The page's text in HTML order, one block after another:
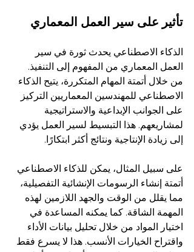
تأثير على سير العمل المعماري
الذكاء الاصطناعي يحدث ثورة في سير
العمل المعماري من المفهوم إلى التنفيذ.
من خلال أتمتة المهام المتكررة، يتيح الذكاء
الاصطناعي للمهندسين المعماريين التركيز
على الجوانب الإبداعية والاستراتيجية
لمشاريعهم. هذا التبسيط لسير العمل يؤدي
إلى زيادة الإنتاجية ونتائج أكثر ابتكارًا.
على سبيل المثال، يمكن للذكاء الاصطناعي
أتمتة إنشاء الرسومات الإنشائية التفصيلية،
مما يقلل من الوقت والجهد اللازمين لهذه
المهمة الشاقة. كما يمكنه المساعدة في
اختيار المواد من خلال تحليل بيانات الأداء
واقتراح الخيارات الأنسب. هذا لا يسرع فقط